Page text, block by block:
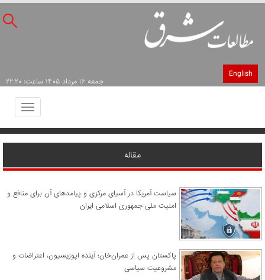
English
جمعه ۱۶ مرداد ۱۴۰۵ ساعت: ۲۲:۲۰
Toggle
مقاله
سیاست آمریکا در آسیای مرکزی و پیامدهای آن برای منافع و
امنیت ملی جمهوری اسلامی ایران
پاکستان پس از عمران‌خان؛ آینده اپوزیسیون، اعتراضات و
مشروعیت سیاسی